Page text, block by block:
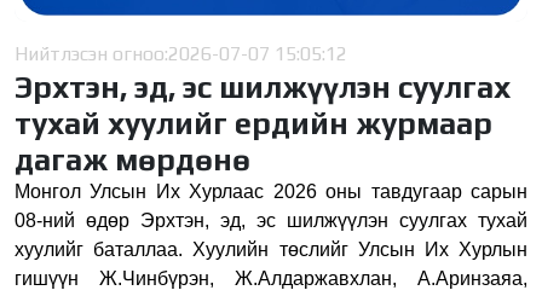
Нийтлэсэн огноо:2026-07-07 15:05:12
Эрхтэн, эд, эс шилжүүлэн суулгах
тухай хуулийг ердийн журмаар
дагаж мөрдөнө
Монгол Улсын Их Хурлаас 2026 оны тавдугаар сарын
08-ний өдөр Эрхтэн, эд, эс шилжүүлэн суулгах тухай
хуулийг баталлаа. Хуулийн төслийг Улсын Их Хурлын
гишүүн Ж.Чинбүрэн, Ж.Алдаржавхлан, А.Аринзаяа,